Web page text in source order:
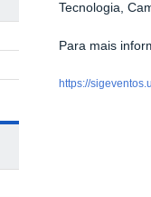
Tecnologia,
Para mais
https://